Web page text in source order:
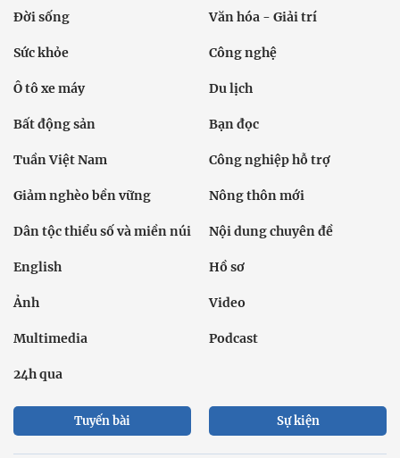
Đời sống Văn hóa - Giải trí
Sức khỏe Công nghệ
Ô tô xe máy Du lịch
Bất động sản Bạn đọc
Tuần Việt Nam Công nghiệp hỗ trợ
Giảm nghèo bền vững Nông thôn mới
Dân tộc thiểu số và miền núi Nội dung chuyên đề
English Hồ sơ
Ảnh Video
Multimedia Podcast
24h qua
Tuyến bài Sự kiện